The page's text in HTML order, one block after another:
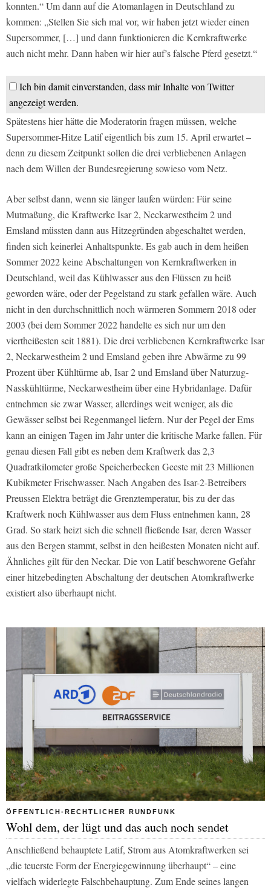
konnten.“ Um dann auf die Atomanlagen in Deutschland zu
kommen: „Stellen Sie sich mal vor, wir haben jetzt wieder einen
Supersommer, […] und dann funktionieren die Kernkraftwerke
auch nicht mehr. Dann haben wir hier auf’s falsche Pferd gesetzt.“
Ich bin damit einverstanden, dass mir Inhalte von Twitter
angezeigt werden.
Spätestens hier hätte die Moderatorin fragen müssen, welche
Supersommer-Hitze Latif eigentlich bis zum 15. April erwartet –
denn zu diesem Zeitpunkt sollen die drei verbliebenen Anlagen
nach dem Willen der Bundesregierung sowieso vom Netz.
Aber selbst dann, wenn sie länger laufen würden: Für seine
Mutmaßung, die Kraftwerke Isar 2, Neckarwestheim 2 und
Emsland müssten dann aus Hitzegründen abgeschaltet werden,
finden sich keinerlei Anhaltspunkte. Es gab auch in dem heißen
Sommer 2022 keine Abschaltungen von Kernkraftwerken in
Deutschland, weil das Kühlwasser aus den Flüssen zu heiß
geworden wäre, oder der Pegelstand zu stark gefallen wäre. Auch
nicht in den durchschnittlich noch wärmeren Sommern 2018 oder
2003 (bei dem Sommer 2022 handelte es sich nur um den
viertheißesten seit 1881). Die drei verbliebenen Kernkraftwerke Isar
2, Neckarwestheim 2 und Emsland geben ihre Abwärme zu 99
Prozent über Kühltürme ab, Isar 2 und Emsland über Naturzug-
Nasskühltürme, Neckarwestheim über eine Hybridanlage. Dafür
entnehmen sie zwar Wasser, allerdings weit weniger, als die
Gewässer selbst bei Regenmangel liefern. Nur der Pegel der Ems
kann an einigen Tagen im Jahr unter die kritische Marke fallen. Für
genau diesen Fall gibt es neben dem Kraftwerk das 2,3
Quadratkilometer große Speicherbecken Geeste mit 23 Millionen
Kubikmeter Frischwasser. Nach Angaben des Isar-2-Betreibers
Preussen Elektra beträgt die Grenztemperatur, bis zu der das
Kraftwerk noch Kühlwasser aus dem Fluss entnehmen kann, 28
Grad. So stark heizt sich die schnell fließende Isar, deren Wasser
aus den Bergen stammt, selbst in den heißesten Monaten nicht auf.
Ähnliches gilt für den Neckar. Die von Latif beschworene Gefahr
einer hitzebedingten Abschaltung der deutschen Atomkraftwerke
existiert also überhaupt nicht.
ÖFFENTLICH-RECHTLICHER RUNDFUNK
Wohl dem, der lügt und das auch noch sendet
Anschließend behauptete Latif, Strom aus Atomkraftwerken sei
„die teuerste Form der Energiegewinnung überhaupt“ – eine
vielfach widerlegte Falschbehauptung. Zum Ende seines langen